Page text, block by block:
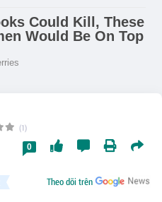
(1)
0
Theo dõi trên